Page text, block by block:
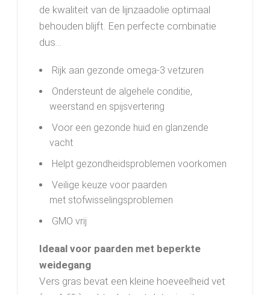
de kwaliteit van de lijnzaadolie optimaal
behouden blijft. Een perfecte combinatie
dus…
Rijk aan gezonde omega-3 vetzuren
Ondersteunt de algehele conditie,
weerstand en spijsvertering
Voor een gezonde huid en glanzende
vacht
Helpt gezondheidsproblemen voorkomen
Veilige keuze voor paarden
met stofwisselingsproblemen
GMO vrij
Ideaal voor paarden met beperkte
weidegang
Vers gras bevat een kleine hoeveelheid vet